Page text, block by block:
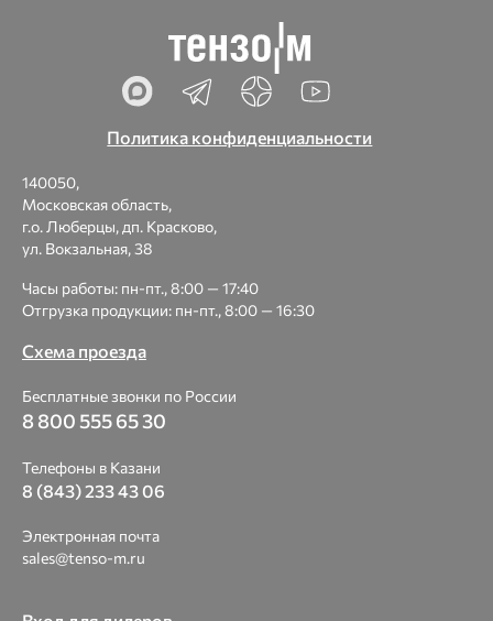
Политика конфиденциальности
140050,
Московская область,
г.о. Люберцы, дп. Красково,
ул. Вокзальная, 38
Часы работы: пн-пт., 8:00 — 17:40
Отгрузка продукции: пн-пт., 8:00 — 16:30
Схема проезда
Бесплатные звонки по России
8 800 555 65 30
Телефоны в Казани
8 (843) 233 43 06
Электронная почта
sales@tenso-m.ru